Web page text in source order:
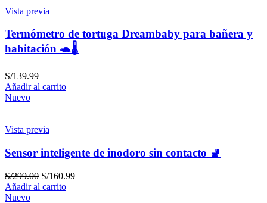
Vista previa
Termómetro de tortuga Dreambaby para bañera y
habitación 🐢🌡️
S/139.99
Añadir al carrito
Nuevo
Vista previa
Sensor inteligente de inodoro sin contacto 🚽
S/299.00 S/160.99
Añadir al carrito
Nuevo